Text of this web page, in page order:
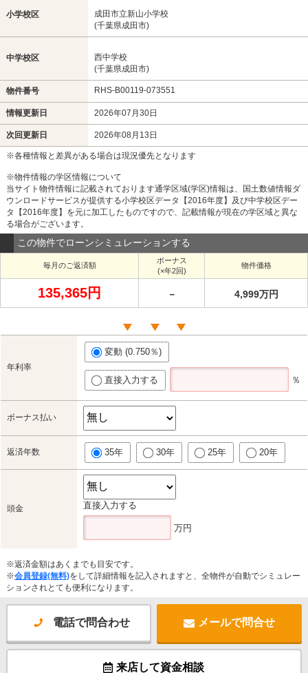
小学校区
成田市立新山小学校
(千葉県成田市)
中学校区
西中学校
(千葉県成田市)
物件番号 RHS-B00119-073551
情報更新日 2026年07月30日
次回更新日 2026年08月13日
※各種情報と差異がある場合は現況優先となります
※物件情報の学区情報について
当サイト物件情報に記載されております通学区域(学区)情報は、国土数値情報ダ
ウンロードサービスが提供する小学校区データ【2016年度】及び中学校区デー
タ【2016年度】を元に加工したものですので、記載情報が現在の学区域と異な
る場合がございます。
この物件でローンシミュレーションする
毎月のご返済額
ボーナス
(×年2回)
物件価格
135,365円 － 4,999万円
年利率
変動 (0.750％)
直接入力する ％
ボーナス払い
返済年数 35年 30年 25年 20年
頭金 直接入力する
万円
※返済金額はあくまでも目安です。
※会員登録(無料)をして詳細情報を記入されますと、全物件が自動でシミュレー
ションされとても便利になります。
電話で問合わせ メールで問合せ
来店して資金相談